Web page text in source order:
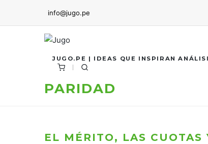
info@jugo.pe
JUGO.PE | IDEAS QUE INSPIRAN
PARIDAD
EL MÉRITO, LAS CUOTAS